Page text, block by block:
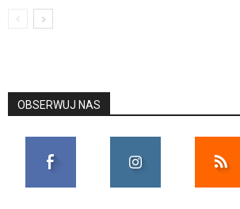
OBSERWUJ NAS